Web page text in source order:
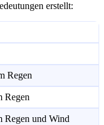
erstellt:
Regen
Regen
Regen und Wind